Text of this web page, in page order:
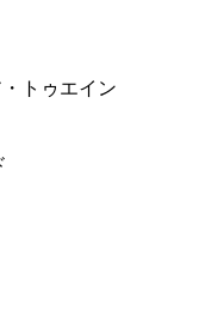
トゥエイン